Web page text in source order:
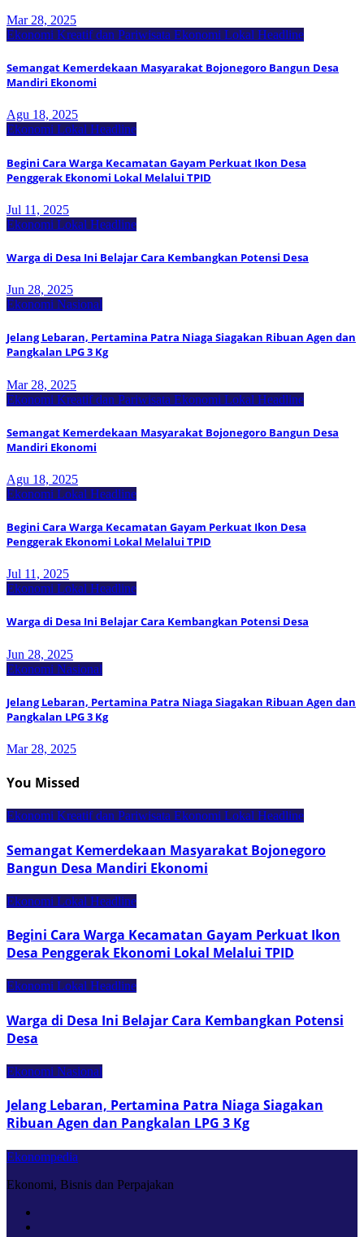
Mar 28, 2025
Ekonomi Kreatif dan Pariwisata Ekonomi Lokal Headline
Semangat Kemerdekaan Masyarakat Bojonegoro Bangun Desa
Mandiri Ekonomi
Agu 18, 2025
Ekonomi Lokal Headline
Begini Cara Warga Kecamatan Gayam Perkuat Ikon Desa
Penggerak Ekonomi Lokal Melalui TPID
Jul 11, 2025
Ekonomi Lokal Headline
Warga di Desa Ini Belajar Cara Kembangkan Potensi Desa
Jun 28, 2025
Ekonomi Nasional
Jelang Lebaran, Pertamina Patra Niaga Siagakan Ribuan Agen dan
Pangkalan LPG 3 Kg
Mar 28, 2025
Ekonomi Kreatif dan Pariwisata Ekonomi Lokal Headline
Semangat Kemerdekaan Masyarakat Bojonegoro Bangun Desa
Mandiri Ekonomi
Agu 18, 2025
Ekonomi Lokal Headline
Begini Cara Warga Kecamatan Gayam Perkuat Ikon Desa
Penggerak Ekonomi Lokal Melalui TPID
Jul 11, 2025
Ekonomi Lokal Headline
Warga di Desa Ini Belajar Cara Kembangkan Potensi Desa
Jun 28, 2025
Ekonomi Nasional
Jelang Lebaran, Pertamina Patra Niaga Siagakan Ribuan Agen dan
Pangkalan LPG 3 Kg
Mar 28, 2025
You Missed
Ekonomi Kreatif dan Pariwisata Ekonomi Lokal Headline
Semangat Kemerdekaan Masyarakat Bojonegoro
Bangun Desa Mandiri Ekonomi
Ekonomi Lokal Headline
Begini Cara Warga Kecamatan Gayam Perkuat Ikon
Desa Penggerak Ekonomi Lokal Melalui TPID
Ekonomi Lokal Headline
Warga di Desa Ini Belajar Cara Kembangkan Potensi
Desa
Ekonomi Nasional
Jelang Lebaran, Pertamina Patra Niaga Siagakan
Ribuan Agen dan Pangkalan LPG 3 Kg
Ekonompedia
Ekonomi, Bisnis dan Perpajakan